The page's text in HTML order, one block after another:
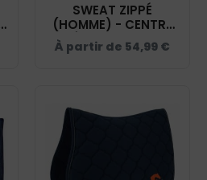
SWEAT ZIPPÉ
(HOMME) - CENTRE
ÉQUESTRE LA
GRENADIERE - NAVY -
À partir de 54,99 €